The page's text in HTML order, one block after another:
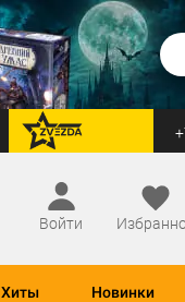
перейти на Zvezda
Войти
Хиты Новинки